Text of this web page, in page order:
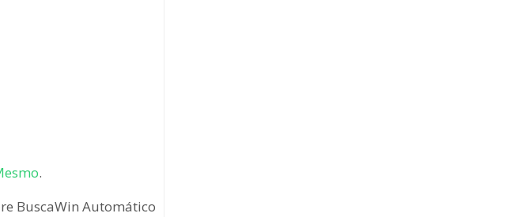
.
BuscaWin Automático